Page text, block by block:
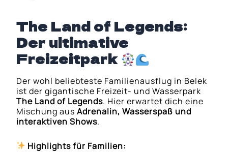
The Land of Legends:
Der ultimative
Freizeitpark
Der wohl beliebteste Familienausflug in Belek
ist der gigantische Freizeit- und Wasserpark
The Land of Legends. Hier erwartet dich eine
Mischung ausAdrenalin, Wasserspaß und
interaktiven Shows.
Highlights für Familien: